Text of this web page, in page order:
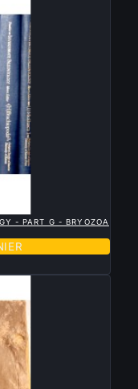
- PART G - BRYOZOA